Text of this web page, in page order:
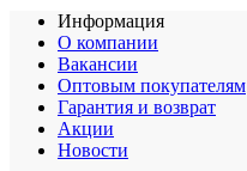
Информация
О компании
Вакансии
Оптовым покупателям
Гарантия и возврат
Акции
Новости